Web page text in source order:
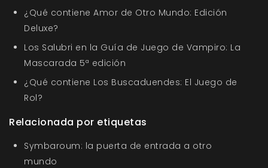
¿Qué contiene Amor de Otro Mundo: Edición
Deluxe?
Los Salubri en la Guía de Juego de Vampiro: La
Mascarada 5ª edición
¿Qué contiene Los Buscaduendes: El Juego de
Rol?
Relacionada por etiquetas
Symbaroum: la puerta de entrada a otro
mundo